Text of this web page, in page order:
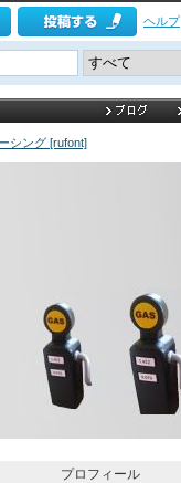
ヘルプ
シング [rufont]
プロフィール